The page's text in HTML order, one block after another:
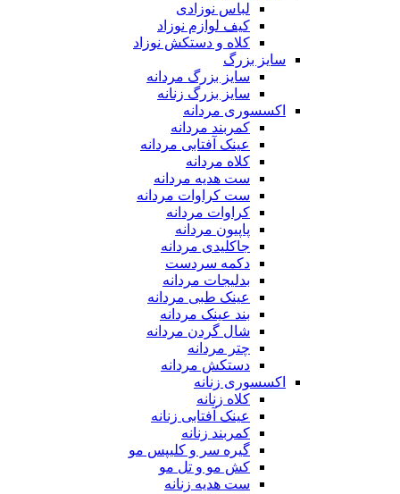
لباس نوزادی
کیف لوازم نوزاد
کلاه و دستکش نوزاد
سایز بزرگ
سایز بزرگ مردانه
سایز بزرگ زنانه
اکسسوری مردانه
کمربند مردانه
عینک آفتابی مردانه
کلاه مردانه
ست هدیه مردانه
ست کراوات مردانه
کراوات مردانه
پاپیون مردانه
جاکلیدی مردانه
دکمه سردست
بدلیجات مردانه
عینک طبی مردانه
بند عینک مردانه
شال گردن مردانه
چتر مردانه
دستکش مردانه
اکسسوری زنانه
کلاه زنانه
عینک آفتابی زنانه
کمربند زنانه
گیره سر و کلیپس مو
کش مو و تل مو
ست هدیه زنانه